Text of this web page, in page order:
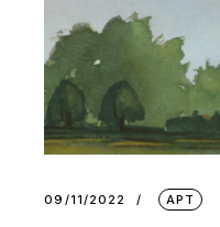
09/11/2022 АРТ